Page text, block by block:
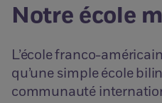
Notre école
L’école franco-
qu’une simple école
communauté